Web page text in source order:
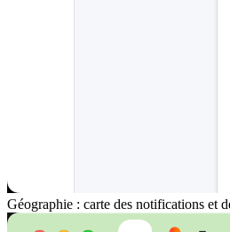
Géographie : carte des notifications et